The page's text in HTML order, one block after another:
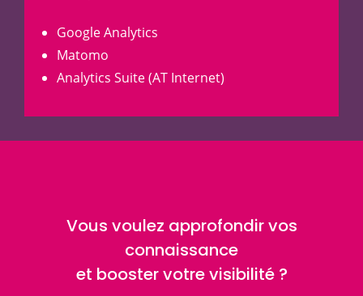
Google Analytics
Matomo
Analytics Suite (AT Internet)
Vous voulez approfondir vos
connaissance
et booster votre visibilité ?